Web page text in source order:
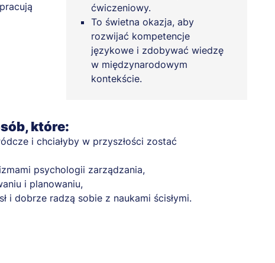
ćwiczeniowy.
To świetna okazja, aby
rozwijać kompetencje
językowe i zdobywać wiedzę
w międzynarodowym
kontekście.
które:
i chciałyby w przyszłości zostać
psychologii zarządzania,
i planowaniu,
i dobrze radzą sobie z naukami ścisłymi.